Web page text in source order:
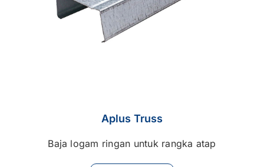
Aplus Truss
Baja logam ringan untuk rangka atap